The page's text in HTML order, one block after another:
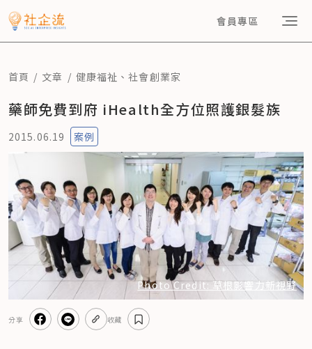
會員專區
首頁 文章 健康福祉 、社會創業家
藥師免費到府 iHealth全方位照護銀髮族
2015.06.19 案例
Photo Credit: 草根影響力新視野
分享 收藏